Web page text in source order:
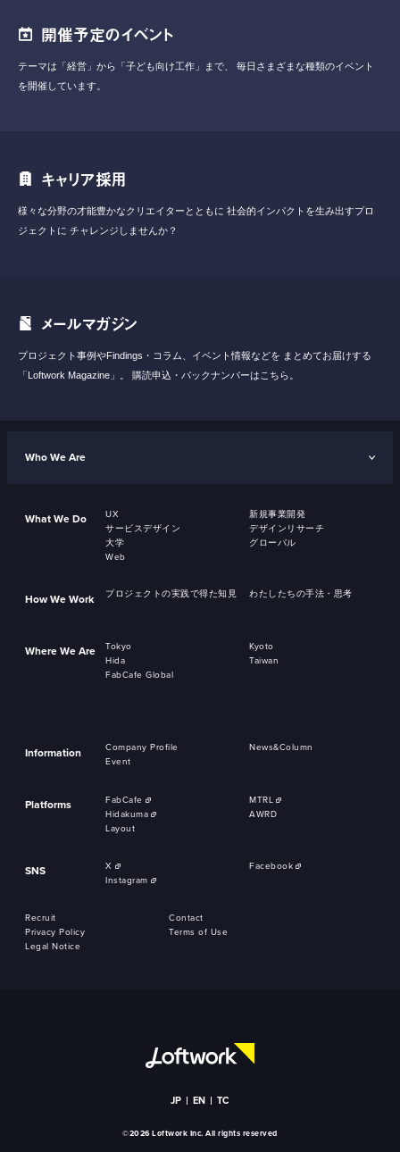
開催予定のイベント
テーマは「経営」から「子ども向け工作」まで、
毎日さまざまな種類のイベント
を開催しています。
キャリア採用
様々な分野の才能豊かなクリエイターとともに 社会的インパクトを生み出すプロ
ジェクトに チャレンジしませんか？
メールマガジン
プロジェクト事例やFindings・コラム、イベント情報などを まとめてお届けする
「Loftwork Magazine」。
購読申込・バックナンバーはこちら。
Who We Are
What We Do UX
新規事業開発
サービスデザイン
デザインリサーチ
大学
グローバル
Web
How We Work プロジェクトの実践で得た知見 わたしたちの手法・思考
Where We Are Tokyo
Kyoto
Hida
Taiwan
FabCafe Global
Information Company Profile
News&Column
Event
Platforms FabCafe
MTRL
Hidakuma
AWRD
Layout
SNS X
Facebook
Instagram
Recruit
Contact
Privacy Policy
Terms of Use
Legal Notice
JP EN TC
©2026 Loftwork Inc. All rights reserved